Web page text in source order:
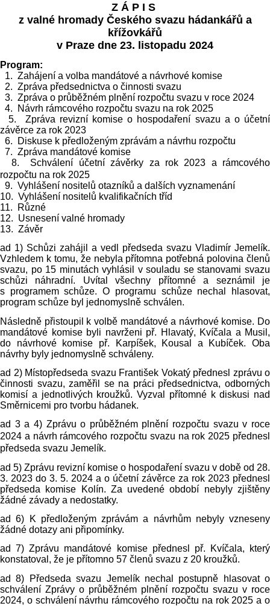
Z Á P I S
z valné hromady Českého svazu hádankářů a
křížovkářů
v Praze dne 23. listopadu 2024
Program:
1. Zahájení a volba mandátové a návrhové komise
2. Zpráva předsednictva o činnosti svazu
3. Zpráva o průběžném plnění rozpočtu svazu v roce 2024
4. Návrh rámcového rozpočtu svazu na rok 2025
5. Zpráva revizní komise o hospodaření svazu a o účetní
závěrce za rok 2023
6. Diskuse k předloženým zprávám a návrhu rozpočtu
7. Zpráva mandátové komise
8. Schválení účetní závěrky za rok 2023 a rámcového
rozpočtu na rok 2025
9. Vyhlášení nositelů otazníků a dalších vyznamenání
10. Vyhlášení nositelů kvalifikačních tříd
11. Různé
12. Usnesení valné hromady
13. Závěr
ad 1) Schůzi zahájil a vedl předseda svazu Vladimír Jemelík.
Vzhledem k tomu, že nebyla přítomna potřebná polovina členů
svazu, po 15 minutách vyhlásil v souladu se stanovami svazu
schůzi náhradní. Uvítal všechny přítomné a seznámil je
s programem schůze. O programu schůze nechal hlasovat,
program schůze byl jednomyslně schválen.
Následně přistoupil k volbě mandátové a návrhové komise. Do
mandátové komise byli navrženi př. Hlavatý, Kvíčala a Musil,
do návrhové komise př. Karpíšek, Kousal a Kubíček. Oba
návrhy byly jednomyslně schváleny.
ad 2) Místopředseda svazu František Vokatý přednesl zprávu o
činnosti svazu, zaměřil se na práci předsednictva, odborných
komisí a jednotlivých kroužků. Vyzval přítomné k diskusi nad
Směrnicemi pro tvorbu hádanek.
ad 3 a 4) Zprávu o průběžném plnění rozpočtu svazu v roce
2024 a návrh rámcového rozpočtu svazu na rok 2025 přednesl
předseda svazu Jemelík.
ad 5) Zprávu revizní komise o hospodaření svazu v době od 28.
3. 2023 do 3. 5. 2024 a o účetní závěrce za rok 2023 přednesl
předseda komise Kolín. Za uvedené období nebyly zjištěny
žádné závady a nedostatky.
ad 6) K předloženým zprávám a návrhům nebyly vzneseny
žádné dotazy ani připomínky.
ad 7) Zprávu mandátové komise přednesl př. Kvíčala, který
konstatoval, že je přítomno 57 členů svazu z 20 kroužků.
ad 8) Předseda svazu Jemelík nechal postupně hlasovat o
schválení Zprávy o průběžném plnění rozpočtu svazu v roce
2024, o schválení návrhu rámcového rozpočtu na rok 2025 a o